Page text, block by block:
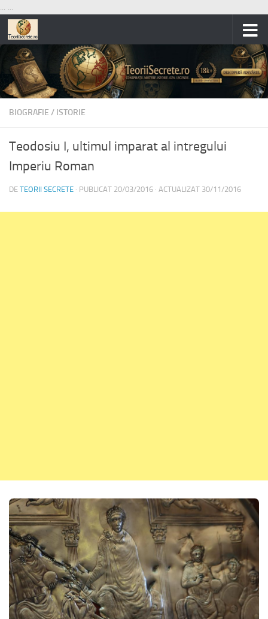
... ...
Skip to content
BIOGRAFIE / ISTORIE
Teodosiu I, ultimul imparat al intregului
Imperiu Roman
DE TEORII SECRETE · PUBLICAT 20/03/2016 · ACTUALIZAT 30/11/2016